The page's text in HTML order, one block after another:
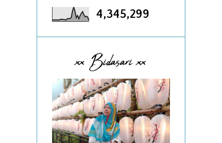
4,345,299
xx Bidasari xx